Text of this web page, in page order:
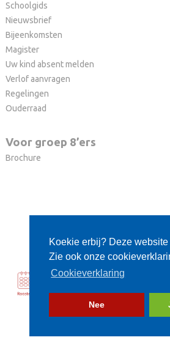
Schoolgids
Nieuwsbrief
Bijeenkomsten
Magister
Uw kind absent melden
Verlof aanvragen
Regelingen
Ouderraad
Voor groep 8’ers
Brochure
Koekie erbij? Deze
Zie ook onze
Cookieverklaring
Nee